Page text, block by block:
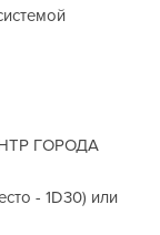
ГОРОДА
- 1D30) или